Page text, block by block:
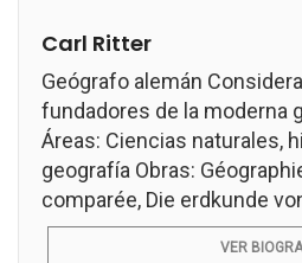
Carl Ritter
Geógrafo alemán
fundadores de la moderna
Áreas: Ciencias naturales,
geografía Obras:
comparée, Die erdkunde
VER